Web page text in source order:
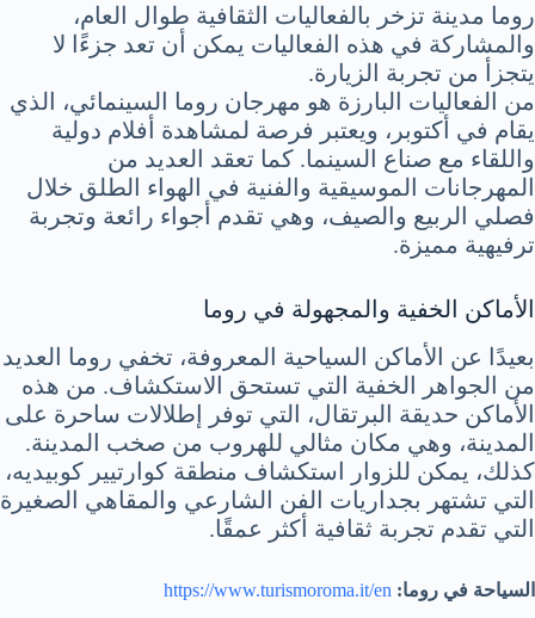
روما مدينة تزخر بالفعاليات الثقافية طوال العام،
والمشاركة في هذه الفعاليات يمكن أن تعد جزءًا لا
يتجزأ من تجربة الزيارة.
من الفعاليات البارزة هو مهرجان روما السينمائي، الذي
يقام في أكتوبر، ويعتبر فرصة لمشاهدة أفلام دولية
واللقاء مع صناع السينما. كما تعقد العديد من
المهرجانات الموسيقية والفنية في الهواء الطلق خلال
فصلي الربيع والصيف، وهي تقدم أجواء رائعة وتجربة
ترفيهية مميزة.
الأماكن الخفية والمجهولة في روما
بعيدًا عن الأماكن السياحية المعروفة، تخفي روما العديد
من الجواهر الخفية التي تستحق الاستكشاف. من هذه
الأماكن حديقة البرتقال، التي توفر إطلالات ساحرة على
المدينة، وهي مكان مثالي للهروب من صخب المدينة.
كذلك، يمكن للزوار استكشاف منطقة كوارتيير كوبيديه،
التي تشتهر بجداريات الفن الشارعي والمقاهي الصغيرة
التي تقدم تجربة ثقافية أكثر عمقًا.
السياحة في روما: https://www.turismoroma.it/en